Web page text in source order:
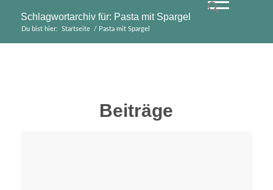
Schlagwortarchiv für: Pasta mit Spargel
Du bist hier: Startseite / Pasta mit Spargel
Beiträge